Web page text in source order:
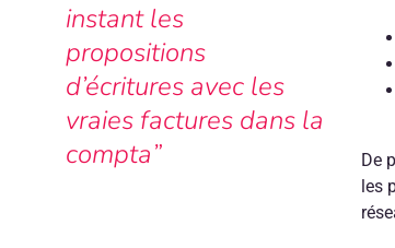
instant les
propositions
d’écritures avec les
vraies factures dans la
compta”
De
les